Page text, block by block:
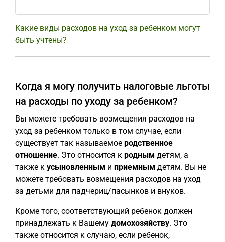
Какие виды расходов на уход за ребенком могут
быть учтены?
Когда я могу получить налоговые льготы
на расходы по уходу за ребенком?
Вы можете требовать возмещения расходов на
уход за ребенком только в том случае, если
существует так называемое родственное
отношение. Это относится к родным детям, а
также к усыновленным и приемным детям. Вы не
можете требовать возмещения расходов на уход
за детьми для падчериц/пасынков и внуков.
Кроме того, соответствующий ребенок должен
принадлежать к Вашему домохозяйству. Это
также относится к случаю, если ребенок,